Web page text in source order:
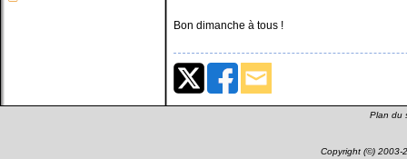
Bon dimanche à tous !
Plan du
Copyright (©) 2003-